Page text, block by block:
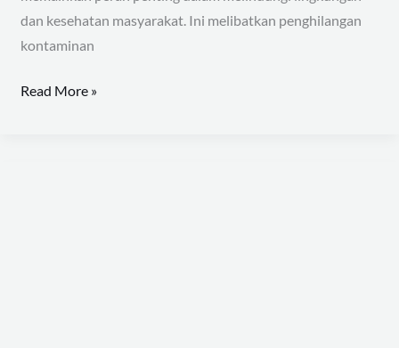
dan kesehatan masyarakat. Ini melibatkan penghilangan
kontaminan
Read More »